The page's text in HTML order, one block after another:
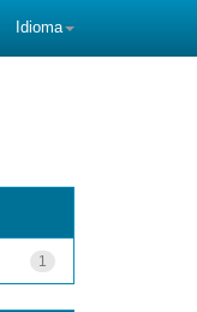
Idioma
1